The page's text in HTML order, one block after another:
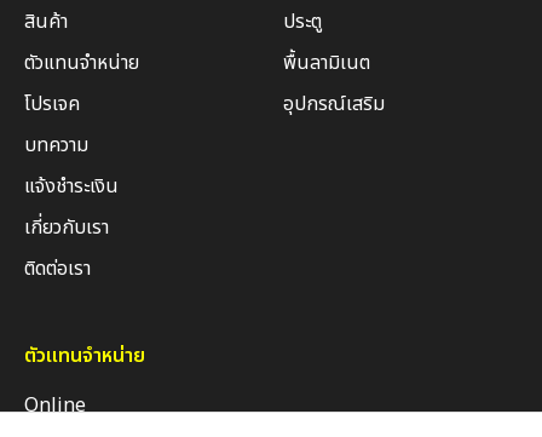
สินค้า
ตัวแทนจำหน่าย
โปรเจค
บทความ
แจ้งชำระเงิน
เกี่ยวกับเรา
ติดต่อเรา
ประตู
พื้นลามิเนต
อุปกรณ์เสริม
ตัวแทนจำหน่าย
Online